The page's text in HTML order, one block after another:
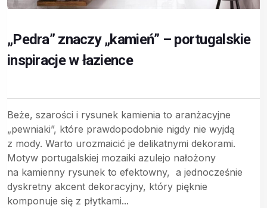
„Pedra” znaczy „kamień” – portugalskie
inspiracje w łazience
Beże, szarości i rysunek kamienia to aranżacyjne
„pewniaki”, które prawdopodobnie nigdy nie wyjdą
z mody. Warto urozmaicić je delikatnymi dekorami.
Motyw portugalskiej mozaiki azulejo nałożony
na kamienny rysunek to efektowny, a jednocześnie
dyskretny akcent dekoracyjny, który pięknie
komponuje się z płytkami...